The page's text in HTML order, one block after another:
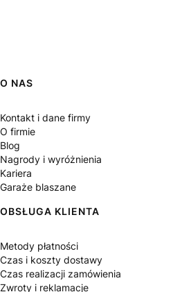
Linki w stopce
O NAS
Kontakt i dane firmy
O firmie
Blog
Nagrody i wyróżnienia
Kariera
Garaże blaszane
OBSŁUGA KLIENTA
Metody płatności
Czas i koszty dostawy
Czas realizacji zamówienia
Zwroty i reklamacje